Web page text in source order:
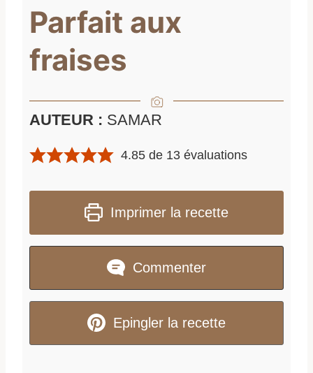
Parfait aux
fraises
AUTEUR : SAMAR
4.85 de 13 évaluations
Imprimer la recette
Commenter
Epingler la recette